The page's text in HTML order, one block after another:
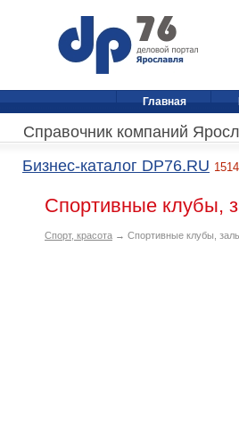
Главная
Справочник компаний
Бизнес-каталог DP76.RU
Спортивные клубы,
Спорт, красота → Спортивные клубы,